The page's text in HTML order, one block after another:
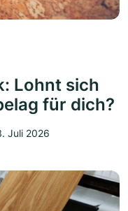
Lohnt sich
für dich?
Juli 2026